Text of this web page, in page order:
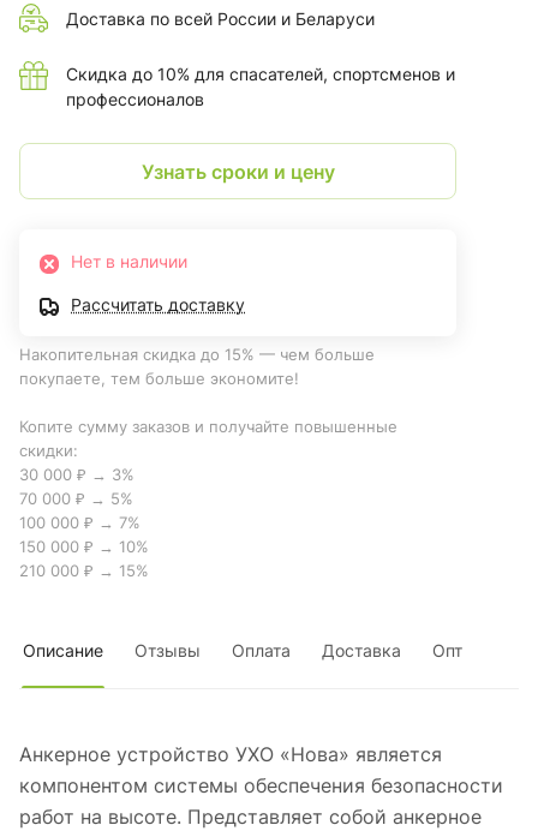
Доставка по всей России и Беларуси
Скидка до 10% для спасателей, спортсменов и
профессионалов
Узнать сроки и цену
Нет в наличии
Рассчитать доставку
Накопительная скидка до 15% — чем больше
покупаете, тем больше экономите!
Копите сумму заказов и получайте повышенные
скидки:
30 000 ₽ → 3%
70 000 ₽ → 5%
100 000 ₽ → 7%
150 000 ₽ → 10%
210 000 ₽ → 15%
Описание Отзывы Оплата Доставка Опт
Анкерное устройство УХО «Нова» является
компонентом системы обеспечения безопасности
работ на высоте. Представляет собой анкерное